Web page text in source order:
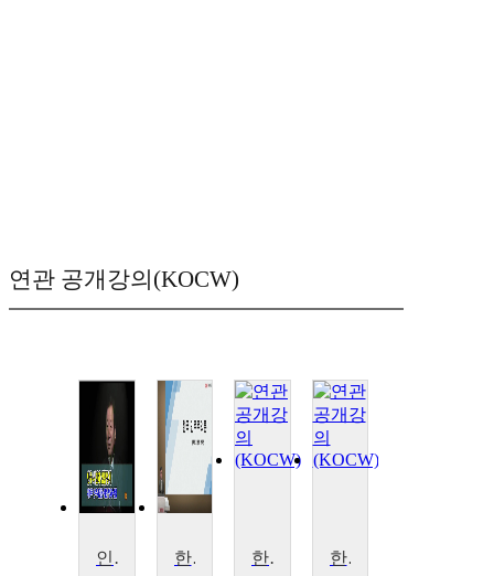
연관 공개강의(KOCW)
인문학 강좌_민주시민과 생활법치 한국민주주의론 한국의 민주화와 민주주의 한국의 민주화와 민주주의